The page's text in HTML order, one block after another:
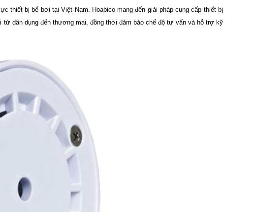
thiết bị bể bơi tại Việt Nam. Hoabico mang đến giải pháp cung cấp thiết bị
dân dụng đến thương mại, đồng thời đảm bảo chế độ tư vấn và hỗ trợ kỹ